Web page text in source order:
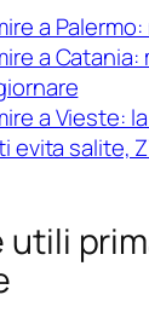
a
a Catania:
a Vieste:
evita salite,
utili